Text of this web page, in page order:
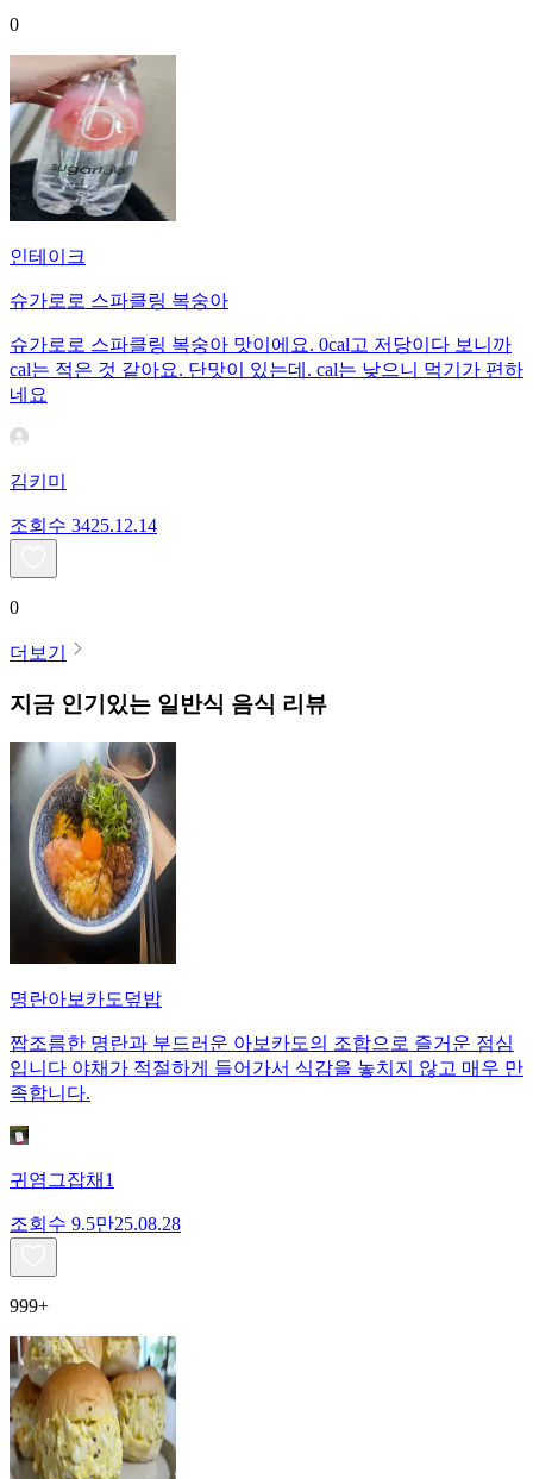
0
인테이크
슈가로로 스파클링 복숭아
슈가로로 스파클링 복숭아 맛이에요. 0cal고 저당이다 보니까
cal는 적은 것 같아요. 단맛이 있는데. cal는 낮으니 먹기가 편하
네요
김키미
조회수 3425.12.14
0
더보기
지금 인기있는 일반식 음식 리뷰
명란아보카도덮밥
짭조름한 명란과 부드러운 아보카도의 조합으로 즐거운 점심
입니다 야채가 적절하게 들어가서 식감을 놓치지 않고 매우 만
족합니다.
귀염그잡채1
조회수 9.5만25.08.28
999+